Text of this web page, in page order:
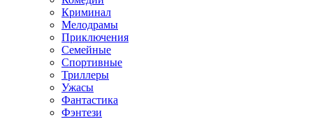
Криминал
Мелодрамы
Приключения
Семейные
Спортивные
Триллеры
Ужасы
Фантастика
Фэнтези